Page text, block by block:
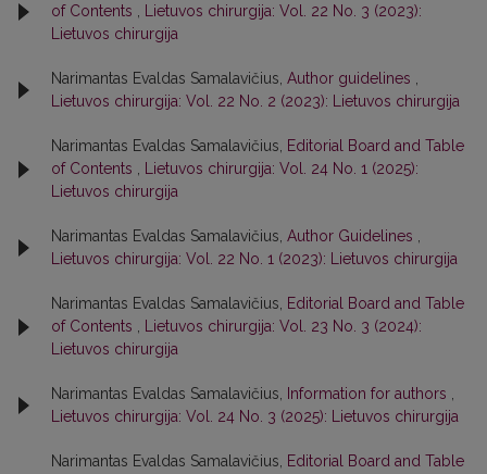
of Contents
Lietuvos chirurgija: Vol. 22 No. 3 (2023):
Lietuvos chirurgija
Narimantas Evaldas Samalavičius, Author guidelines
Lietuvos chirurgija: Vol. 22 No. 2 (2023): Lietuvos chirurgija
Narimantas Evaldas Samalavičius,
Editorial Board and Table
of Contents
Lietuvos chirurgija: Vol. 24 No. 1 (2025):
Lietuvos chirurgija
Narimantas Evaldas Samalavičius, Author Guidelines
Lietuvos chirurgija: Vol. 22 No. 1 (2023): Lietuvos chirurgija
Narimantas Evaldas Samalavičius,
Editorial Board and Table
of Contents
Lietuvos chirurgija: Vol. 23 No. 3 (2024):
Lietuvos chirurgija
Narimantas Evaldas Samalavičius, Information for authors
Lietuvos chirurgija: Vol. 24 No. 3 (2025): Lietuvos chirurgija
Narimantas Evaldas Samalavičius,
Editorial Board and Table